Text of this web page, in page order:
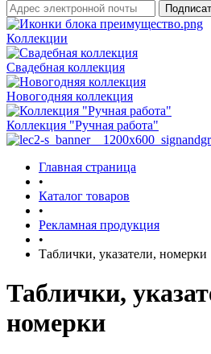
Коллекции
Свадебная коллекция
Новогодняя коллекция
Коллекция "Ручная работа"
Главная страница
•
Каталог товаров
•
Рекламная продукция
•
Таблички, указатели, номерки
Таблички,
номерки